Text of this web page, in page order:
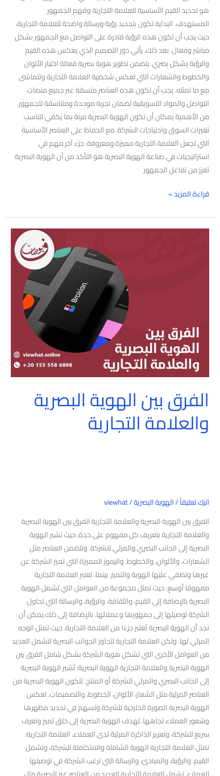
هو تحديد القيم الأساسية للعلامة التجارية وفهم الجمهور
المستهدف. البداية تكون بتحديد رؤية ورسالة واضحة للعلامة التجارية،
حيث يجب أن تكون هذه الرؤية قادرة على التواصل مع الجمهور بشكل
مباشر وفعال. بعد ذلك، يأتي دور التصميم الذي يعكس هذه القيم
والرؤية بشكل بصري. يتضمن تطوير هوية بصرية فعالة اختيار الألوان
والخطوط والشعارات التي تعكس شخصية العلامة التجارية وتتماشى
مع ما تمثله. يجب أن تكون هذه العناصر متسقة عبر جميع منصات
التواصل والمواد التسويقية لضمان تجربة موحدة ومتناسقة للجمهور.
من الأهمية بمكان أن تكون الهوية البصرية مرنة بما يكفي لتناسب
تغيرات السوق واحتياجات الشركة. مع الحفاظ على العناصر الأساسية
التي تجعل العلامة التجارية مميزة ومعروفة. جزء آخر مهم في
استراتيجيات في صناعة الهوية البصرية هو التأكد من أن الهوية البصرية
تعزز من تفاعل الجمهور
قراءة المزيد »
الفرق بين الهوية البصرية
والعلامة التجارية
اترك تعليقاً/الهوية البصرية/
viewhat
الفرق بين الهوية البصرية والعلامة التجارية الفرق بين الهوية البصرية
والعلامة التجارية بتعريف كل مفهوم على حدة. حيث تشير الهوية
البصرية إلى الجانب البصري والمرئي للشركة. وتتضمن العناصر مثل
الشعارات، والألوان، والخطوط. والرموز المميزة التي تميز الشركة عن
غيرها وتضفي عليها الهوية والتميز. بينما، تعتبر العلامة التجارية
مفهومًا أوسع. حيث تمثل مجموعة من العوامل التي تشمل الهوية
البصرية بالإضافة إلى القيم، والثقافة، والرؤية، والرسالة التي تحاول
الشركة توصيلها إلى جمهورها وعملائها. بالإضافة إلى ذلك.يمكن أن
نجد أن الهوية البصرية تُعتبر جزءًا من العلامة التجارية. حيث تمثل الوجه
المرئي لها. ولكن العلامة التجارية تتجاوز الجوانب البصرية لتشمل العديد
من العوامل الأخرى التي تشكل هوية الشركة بشكل شامل الفرق بين
الهوية البصرية والعلامة التجارية الهوية البصرية: تُشير الهوية البصرية
إلى الجانب البصري والمرئي للشركة أو المنتج. تتكون الهوية البصرية من
العناصر المرئية مثل الشعار، الألوان، الخطوط، والتصميمات. تعكس
الهوية البصرية الصورة الخارجية للشركة وتسهم في تحديد مظهرها
وشعور العملاء تجاهها. تهدف الهوية البصرية إلى خلق تميز وتعرف
سريع للشركة، وتعزيز الذاكرة المرئية لدى العملاء. العلامة التجارية:
تمثل العلامة التجارية الهوية الشاملة والمتكاملة للشركة، وتشمل
القيم، والرؤية، والمبادئ، والرسالة التي ترغب الشركة في توصيلها